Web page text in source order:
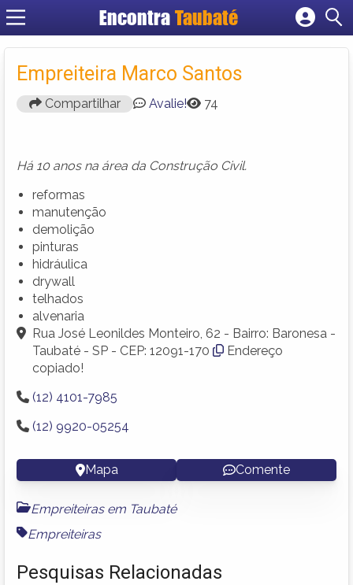
EncontraTaubaté
Cadastrar empresa
Criar conta
Empreiteira Marco Santos
Compartilhar Avalie! 74
Há 10 anos na área da Construção Civil.
reformas
manutenção
demolição
pinturas
hidráulica
drywall
telhados
alvenaria
Rua José Leonildes Monteiro, 62 - Bairro: Baronesa -
Taubaté - SP - CEP: 12091-170
Endereço
copiado!
(12) 4101-7985
(12) 9920-05254
Mapa Comente
Empreiteiras em Taubaté
Empreiteiras
Pesquisas Relacionadas